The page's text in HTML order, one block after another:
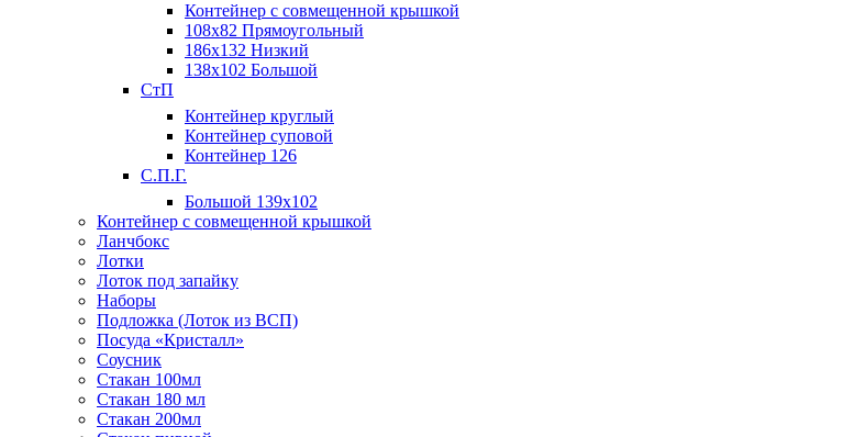
Контейнер с совмещенной крышкой
108х82 Прямоугольный
186х132 Низкий
138х102 Большой
СтП
Контейнер круглый
Контейнер суповой
Контейнер 126
С.П.Г.
Большой 139х102
Контейнер с совмещенной крышкой
Ланчбокс
Лотки
Лоток под запайку
Наборы
Подложка (Лоток из ВСП)
Посуда «Кристалл»
Соусник
Стакан 100мл
Стакан 180 мл
Стакан 200мл